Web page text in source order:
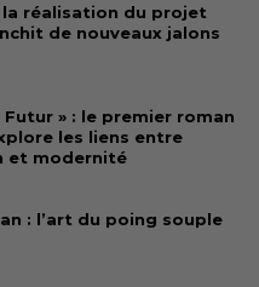
réalisation du projet
de nouveaux jalons
Futur » : le premier roman
les liens entre
et modernité
: l’art du poing souple